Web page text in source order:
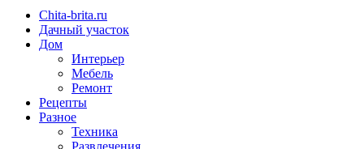
Chita-brita.ru
Дачный участок
Дом
Интерьер
Мебель
Ремонт
Рецепты
Разное
Техника
Развлечения